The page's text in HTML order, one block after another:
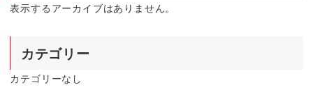
表示するアーカイブはありません。
カテゴリー
カテゴリーなし